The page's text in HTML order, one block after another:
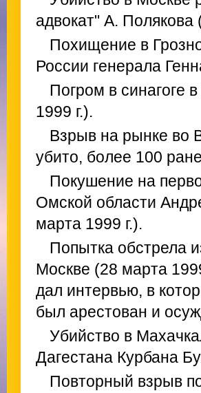
адвокат" А. Полякова
Похищение в
России генерала
Погром в синагоге
1999 г.).
Взрыв на рынке во
убито, более 100
Покушение на
Омской области
марта 1999 г.).
Попытка обстрела
Москве (28 марта
дал интервью, в
был арестован и
Убийство в
Дагестана Курбана
Повторный взрыв